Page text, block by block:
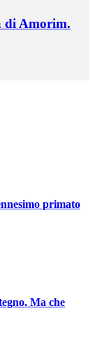
di Amorim.
primato
Ma che